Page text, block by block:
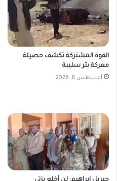
القوة المشتركة تكشف حصيلة
معركة بئر سليبة
أغسطس 8, 2026